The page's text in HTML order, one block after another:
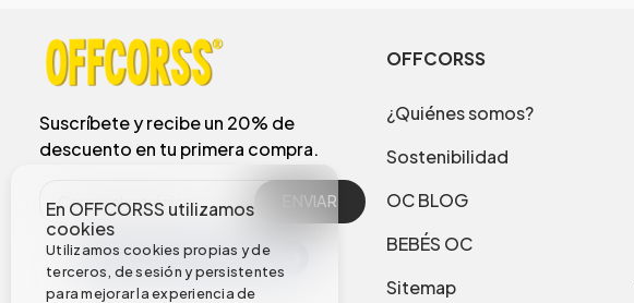
En OFFCORSS utilizamos
cookies
Utilizamos cookies propias y de
terceros, de sesión y persistentes
para mejorar la experiencia de
Suscríbete y recibe un 20% de
descuento en tu primera compra.
ENVIAR
OFFCORSS
¿Quiénes somos?
Sostenibilidad
OC BLOG
BEBÉS OC
Sitemap